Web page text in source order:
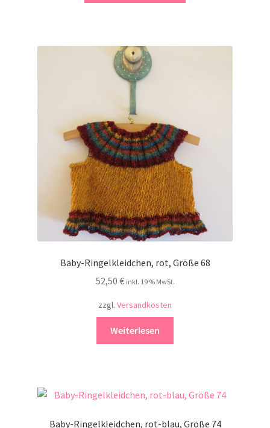
Baby-Ringelkleidchen, rot, Größe 68
52,50 € inkl. 19 % MwSt.
zzgl. Versandkosten
Weiterlesen
Baby-Ringelkleidchen, rot-blau, Größe 74